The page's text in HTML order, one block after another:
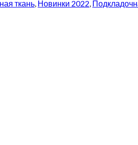
ткань, Новинки 2022,